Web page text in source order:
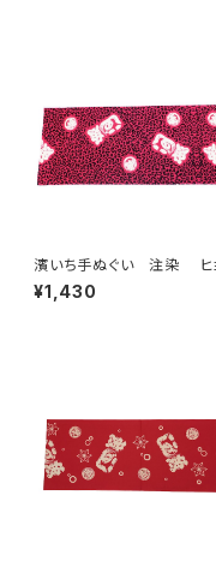
濱いち手ぬぐい 注染 ヒ
柄 ネオンピンク×ホワイ
統染色技法 レオパード
¥1,430